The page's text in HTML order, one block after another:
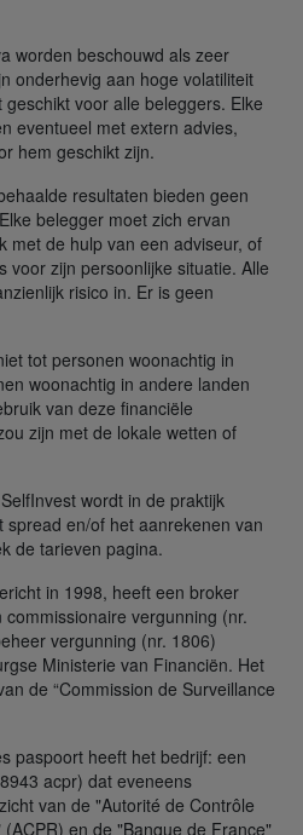
worden beschouwd als zeer
onderhevig aan hoge volatiliteit
voor alle beleggers. Elke
eventueel met extern advies,
hem geschikt zijn.
resultaten bieden geen
belegger moet zich ervan
met de hulp van een adviseur, of
voor zijn persoonlijke situatie. Alle
risico in. Er is geen
tot personen woonachtig in
woonachtig in andere landen
van deze financiële
zijn met de lokale wetten of
wordt in de praktijk
en/of het aanrekenen van
de tarieven pagina.
in 1998, heeft een broker
vergunning (nr.
vergunning (nr. 1806)
Ministerie van Financiën. Het
de “Commission de Surveillance
paspoort heeft het bedrijf: een
acpr) dat eveneens
van de "Autorité de Contrôle
en de "Banque de France"